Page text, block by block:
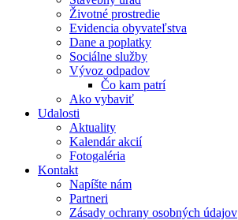
Životné prostredie
Evidencia obyvateľstva
Dane a poplatky
Sociálne služby
Vývoz odpadov
Čo kam patrí
Ako vybaviť
Udalosti
Aktuality
Kalendár akcií
Fotogaléria
Kontakt
Napíšte nám
Partneri
Zásady ochrany osobných údajov